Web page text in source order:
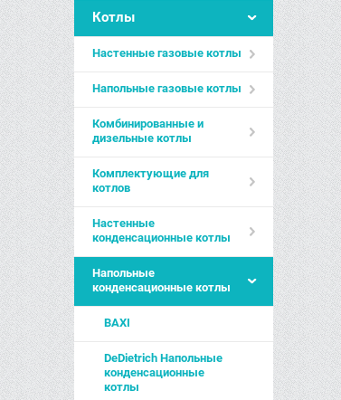
Котлы
Настенные газовые котлы
Напольные газовые котлы
Комбинированные и
дизельные котлы
Комплектующие для
котлов
Настенные
конденсационные котлы
Напольные
конденсационные котлы
BAXI
DeDietrich Напольные
конденсационные
котлы